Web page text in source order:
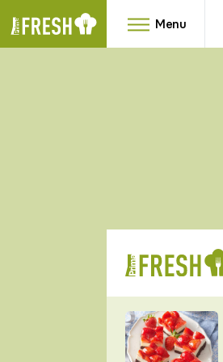
Menu
RYCHLOVKY